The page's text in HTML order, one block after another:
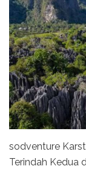
sodventure
Terindah Kedua